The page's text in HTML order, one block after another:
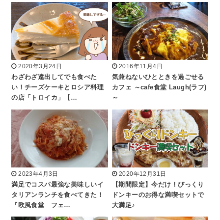
2020年3月24日
わざわざ遠出してでも食べた
い！チーズケーキとロシア料理
の店「トロイカ」【…
2016年11月4日
気兼ねないひとときを過ごせる
カフェ ～cafe食堂 Laugh(ラフ)
～
2023年4月3日
満足でコスパ最強な美味しいイ
タリアンランチを食べてきた！
『欧風食堂 フェ…
2020年12月31日
【期間限定】今だけ！びっくり
ドンキーのお得な満喫セットで
大満足♪